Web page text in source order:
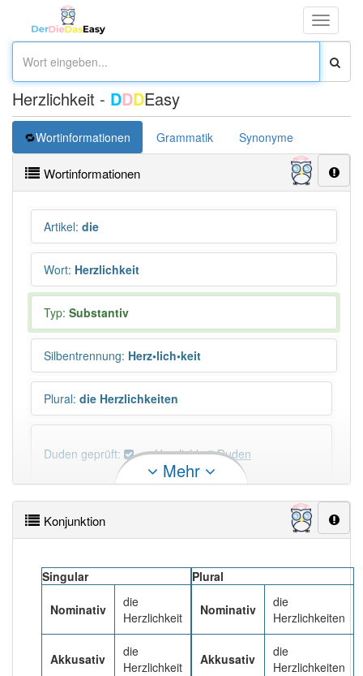
Toggle
Herzlichkeit - DDDEasy
Wortinformationen Grammatik Synonyme
Wortinformationen
Artikel: die
Wort: Herzlichkeit
Typ: Substantiv
Silbentrennung: Herz•lich•keit
Plural: die Herzlichkeiten
Duden geprüft: Herzlichkeit Duden
×
Wörter, die mit "-keit" enden, haben fast immer
DER:0
DAS:0
Mehr
Konjunktion
Singular
Nominativ
die
Herzlichkeit
Akkusativ
die
Herzlichkeit
Plural
Nominativ
die
Herzlichkeiten
Akkusativ
die
Herzlichkeiten